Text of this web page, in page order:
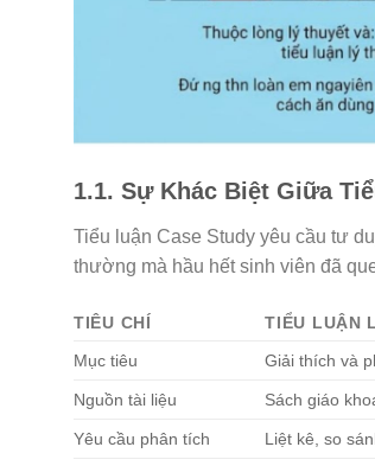
1.1. Sự Khác Biệt Giữa
Tiểu luận Case Study yêu cầu tư
thường mà hầu hết sinh viên đã
TIÊU CHÍ TIỂU LUẬN
Mục tiêu
Giải thích và
Nguồn tài liệu Sách giáo
Yêu cầu phân tích Liệt kê, so